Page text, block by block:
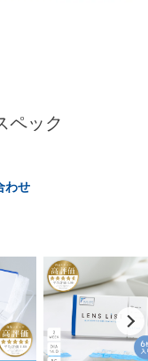
ペック
わせ